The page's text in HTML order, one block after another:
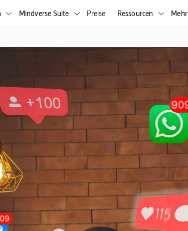
 Mindverse Suite  Preise Ressourcen  Mehr